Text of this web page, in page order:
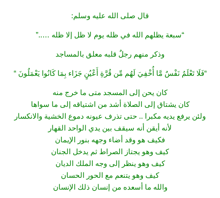
قال صلى الله عليه وسلم:
“سبعة يظلهم الله في ظله يوم لا ظل إلا ظله …..”
وذكر منهم رجلٌ قلبه معلق بالمساجد
“فَلَا تَعْلَمُ نَفْسٌ مَّا أُخْفِيَ لَهُم مِّن قُرَّةِ أَعْيُنٍ جَزَاء بِمَا كَانُوا يَعْمَلُونَ “
كان يحن إلى المسجد متى ما خرج منه
كان يشتاق إلى الصلاة أشد من اشتياقه إلى ما سواها
ولئن يرفع يديه مكبرا .. حتى تذرف عيونه دموع الخشية والانكسار
لأنه أيقن أنه سيقف بين يدي الواحد القهار
فكيف هو وقد أضاء وجهه بنور الإيمان
كيف وهو يجتاز الصراط ثم يدخل الجنان
كيف وهو ينظر إلى وجه الملك الديان
كيف وهو يتنعم مع الحور الحسان
والله ما أسعده من إنسان ذلك الإنسان